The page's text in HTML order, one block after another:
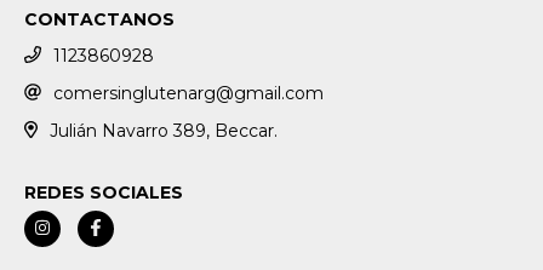
CONTACTANOS
1123860928
comersinglutenarg@gmail.com
Julián Navarro 389, Beccar.
REDES SOCIALES